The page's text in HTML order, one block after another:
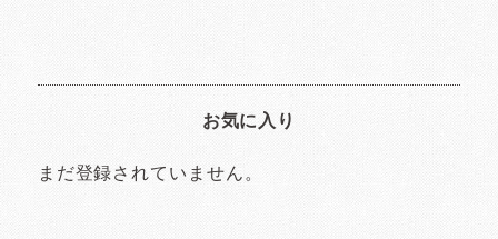
お気に入り
まだ登録されていません。